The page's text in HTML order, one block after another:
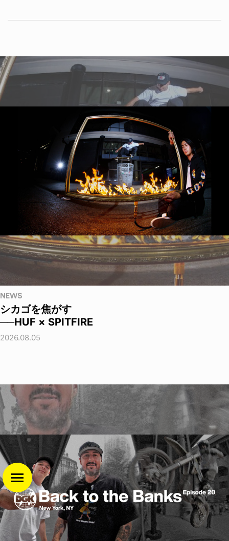
NEWS
シカゴを焦がす
──HUF × SPITFIRE
2026.08.05